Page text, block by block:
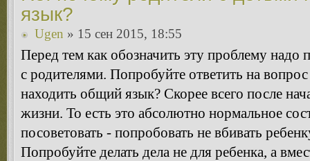
язык?
Ugen » 15 сен 2015, 18:55
Перед тем как обозначить эту проблему надо
с родителями. Попробуйте ответить на
находить общий язык? Скорее всего после
жизни. То есть это абсолютно нормальное
посоветовать - попробовать не вбивать
Попробуйте делать дела не для ребенка, а